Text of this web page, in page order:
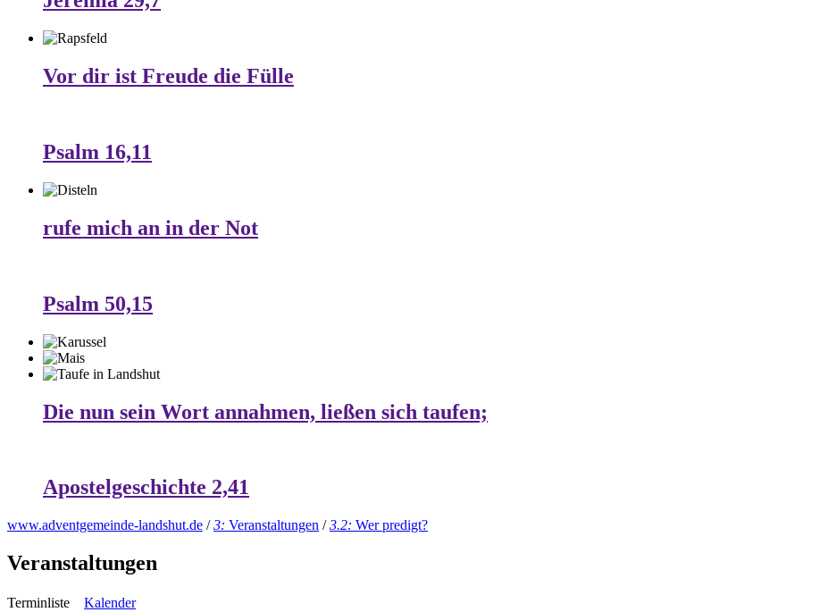
Vor dir ist Freude die Fülle
Psalm 16,11
rufe mich an in der Not
Psalm 50,15
Die nun sein Wort annahmen, ließen sich taufen;
Apostelgeschichte 2,41
www.adventgemeinde-landshut.de /3: Veranstaltungen /3.2: Wer predigt?
Veranstaltungen
Terminliste Kalender